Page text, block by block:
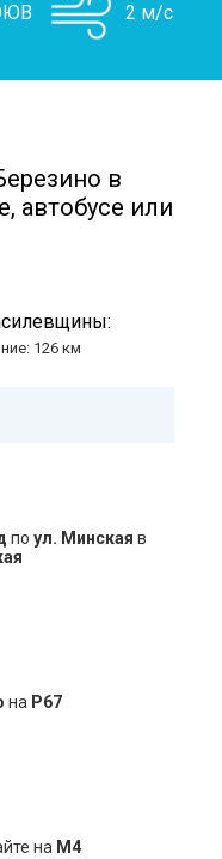
2 м/с
в
автобусе или
126 км
по ул. Минская в
на Р67
на M4